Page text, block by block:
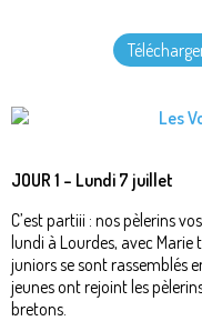
JOUR 1 – Lundi 7 juillet
C’est partiii : nos pèlerins
lundi à Lourdes, avec Marie
juniors se sont rassemblés
jeunes ont rejoint les
bretons.